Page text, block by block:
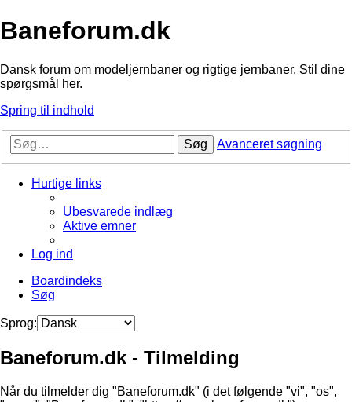
Baneforum.dk
Dansk forum om modeljernbaner og rigtige jernbaner. Stil dine
spørgsmål her.
Spring til indhold
Søg Avanceret søgning
Hurtige links
Ubesvarede indlæg
Aktive emner
Log ind
Boardindeks
Søg
Sprog:
Baneforum.dk - Tilmelding
Når du tilmelder dig "Baneforum.dk" (i det følgende "vi", "os",